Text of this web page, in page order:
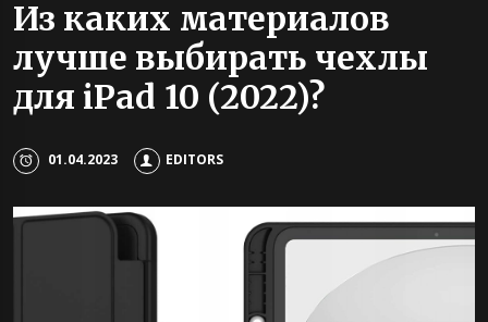
Из каких материалов
лучше выбирать чехлы
для iPad 10 (2022)?
01.04.2023 EDITORS